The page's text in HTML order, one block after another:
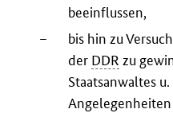
beeinflussen,
–
bis hin zu
der DDR zu
Staatsanwaltes